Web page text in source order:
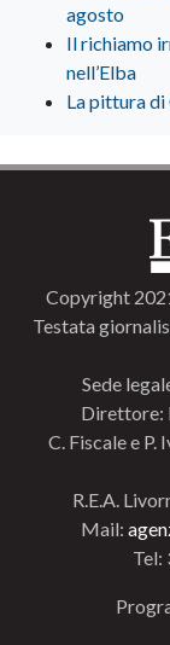
agosto
Il richiamo
nell’Elba
La pittura di
Copyright
Testata
Sede
Direttore:
C. Fiscale e
R.E.A.
Mail:
Tel: